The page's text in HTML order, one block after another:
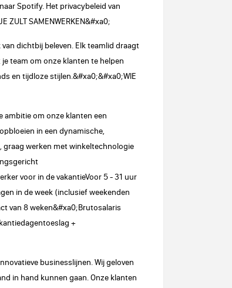
Spotify. Het privacybeleid van
ZULT SAMENWERKEN&#xa0;
dichtbij beleven. Elk teamlid draagt
team om onze klanten te helpen
en tijdloze stijlen.&#xa0;&#xa0;WIE
ambitie om onze klanten een
in een dynamische,
werken met winkeltechnologie
voor in de vakantieVoor 5 - 31 uur
in de week (inclusief weekenden
van 8 weken&#xa0;Brutosalaris
+
businesslijnen. Wij geloven
in hand kunnen gaan. Onze klanten